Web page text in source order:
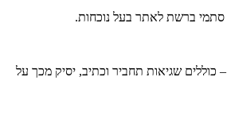
סתמי ברשת לאתר בעל נוכחות.
שגיאות תחביר וכתיב, יסיק מכך על